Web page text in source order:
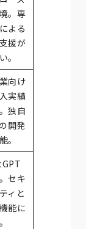
。専
よる
援が
。
向け
実績
独自
開発
。
セキ
ィと
能に